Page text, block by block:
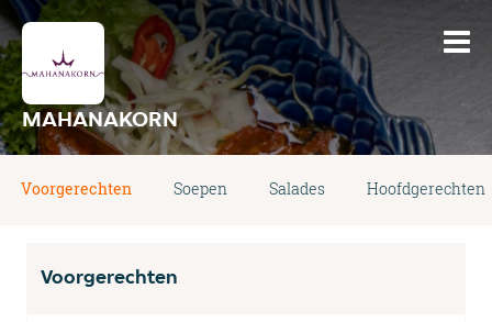
MAHANAKORN
Voorgerechten Soepen Salades Hoofdgerechten
Voorgerechten